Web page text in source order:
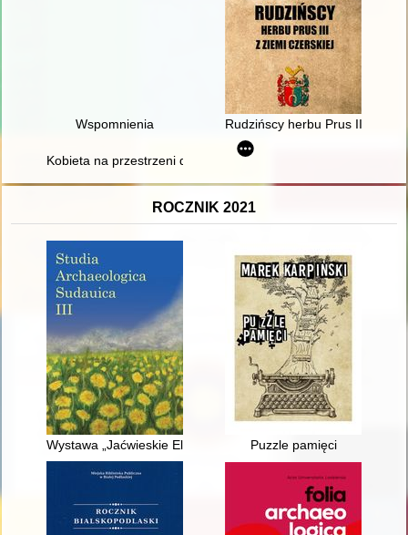
Wspomnienia Rudzińscy herbu Prus III z
Kobieta na przestrzeni dziejów. T. 7
ROCZNIK 2021
Wystawa „Jaćwieskie Eldorado” Puzzle pamięci